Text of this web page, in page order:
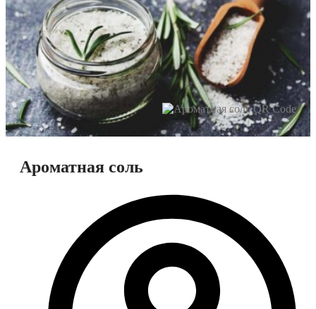
Ароматная соль